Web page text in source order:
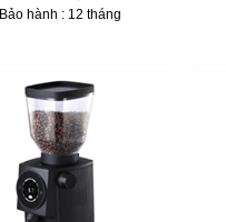
Bảo hành : 12 tháng